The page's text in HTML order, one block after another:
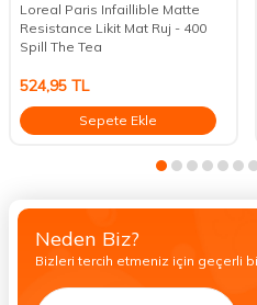
Loreal Paris Infaillible Matte
Resistance Likit Mat Ruj - 400
Spill The Tea
524,95 TL
Sepete Ekle
Neden Biz?
Bizleri tercih etmeniz için geçerli